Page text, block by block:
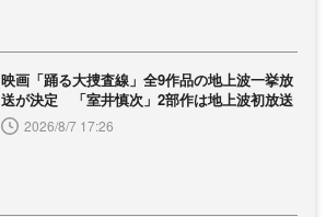
映画「踊る大捜査線」全9作品の地上波一挙放
送が決定 「室井慎次」2部作は地上波初放送
2026/8/7 17:26